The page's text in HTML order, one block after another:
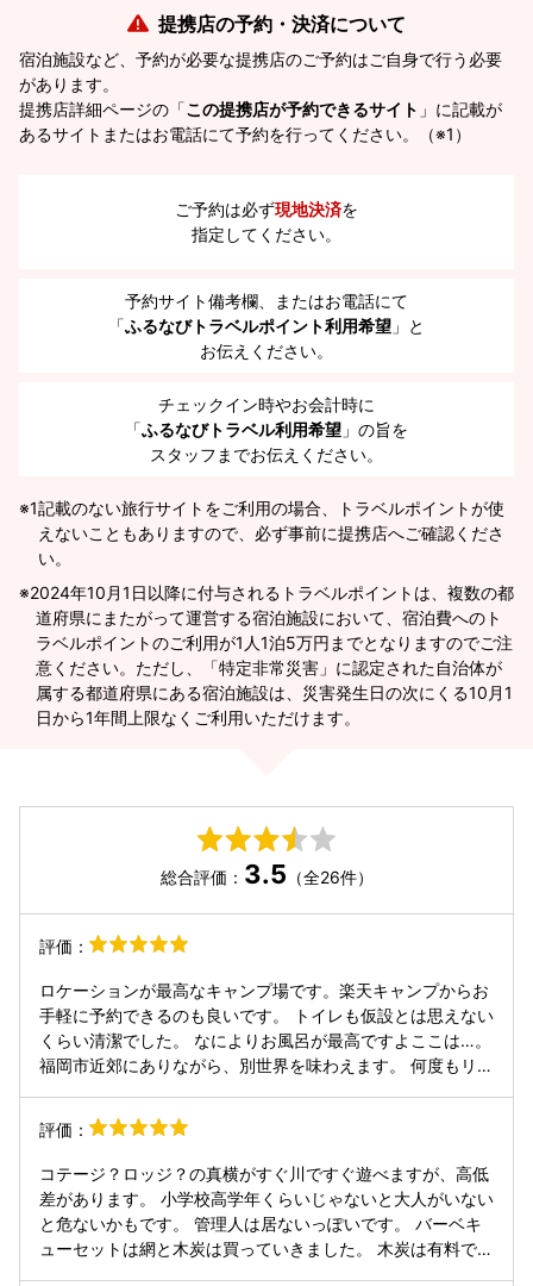
提携店の予約・決済について
宿泊施設など、予約が必要な提携店のご予約はご自身で行う必要
があります。
提携店詳細ページの「この提携店が予約できるサイト 」に記載が
あるサイトまたはお電話にて予約を行ってください。（※1）
ご予約は必ず現地決済を
指定してください。
予約サイト備考欄、またはお電話にて
「ふるなびトラベルポイント利用希望 」と
お伝えください。
チェックイン時やお会計時に
「ふるなびトラベル利用希望 」の旨を
スタッフまでお伝えください。
※1記載のない旅行サイトをご利用の場合、トラベルポイントが使
えないこともありますので、必ず事前に提携店へご確認くださ
い。
2024年10月1日以降に付与されるトラベルポイントは、複数の都
道府県にまたがって運営する宿泊施設において、宿泊費へのト
ラベルポイントのご利用が1人1泊5万円までとなりますのでご注
意ください。ただし、「特定非常災害」に認定された自治体が
属する都道府県にある宿泊施設は、災害発生日の次にくる10月1
日から1年間上限なくご利用いただけます。
総合評価： 3.5 （全26件）
評価：
ロケーションが最高なキャンプ場です。楽天キャンプからお
手軽に予約できるのも良いです。 トイレも仮設とは思えない
くらい清潔でした。 なによりお風呂が最高ですよここは…。
福岡市近郊にありながら、別世界を味わえます。 何度もリピ
でしょうか。スペーシアギアの四駆×雨上がり濡れた路面で
問題ありませんでしたが、ちょっとドキドキしました。 あ、
auとdocomoは電波入りました。
評価：
コテージ？ロッジ？の真横がすぐ川ですぐ遊べますが、高低
差があります。 小学校高学年くらいじゃないと大人がいない
と危ないかもです。 管理人は居ないっぽいです。 バーベキ
ューセットは網と木炭は買っていきました。 木炭は有料で置